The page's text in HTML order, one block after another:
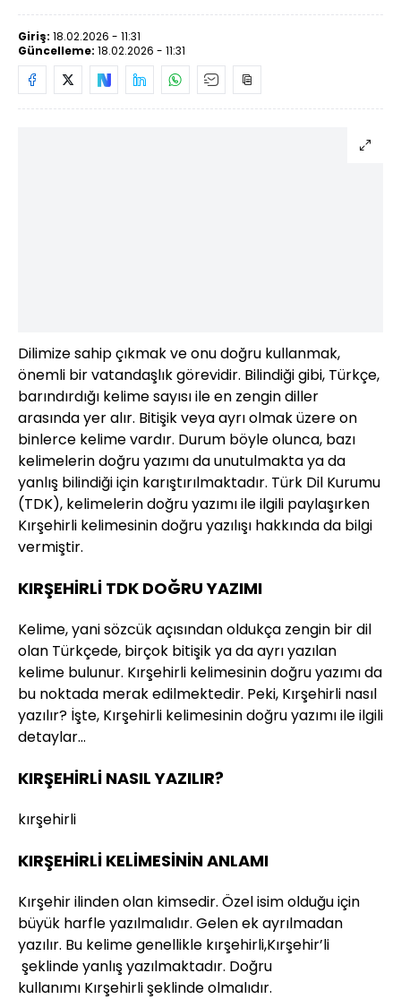
Giriş: 18.02.2026 - 11:31
Güncelleme: 18.02.2026 - 11:31
Dilimize sahip çıkmak ve onu doğru kullanmak,
önemli bir vatandaşlık görevidir. Bilindiği gibi, Türkçe,
barındırdığı kelime sayısı ile en zengin diller
arasında yer alır. Bitişik veya ayrı olmak üzere on
binlerce kelime vardır. Durum böyle olunca, bazı
kelimelerin doğru yazımı da unutulmakta ya da
yanlış bilindiği için karıştırılmaktadır. Türk Dil Kurumu
(TDK), kelimelerin doğru yazımı ile ilgili paylaşırken
Kırşehirli kelimesinin doğru yazılışı hakkında da bilgi
vermiştir.
KIRŞEHİRLİ TDK DOĞRU YAZIMI
Kelime, yani sözcük açısından oldukça zengin bir dil
olan Türkçede, birçok bitişik ya da ayrı yazılan
kelime bulunur. Kırşehirli kelimesinin doğru yazımı da
bu noktada merak edilmektedir. Peki, Kırşehirli nasıl
yazılır? İşte, Kırşehirli kelimesinin doğru yazımı ile ilgili
detaylar…
KIRŞEHİRLİ NASIL YAZILIR?
kırşehirli
KIRŞEHİRLİ KELİMESİNİN ANLAMI
Kırşehir ilinden olan kimsedir. Özel isim olduğu için
büyük harfle yazılmalıdır. Gelen ek ayrılmadan
yazılır. Bu kelime genellikle kırşehirli,Kırşehir’li
şeklinde yanlış yazılmaktadır. Doğru
kullanımı Kırşehirli şeklinde olmalıdır.